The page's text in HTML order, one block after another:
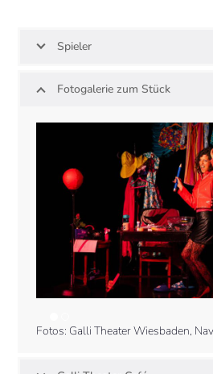
Spieler
Fotogalerie zum Stück
Fotos: Galli Theater Wiesbaden,